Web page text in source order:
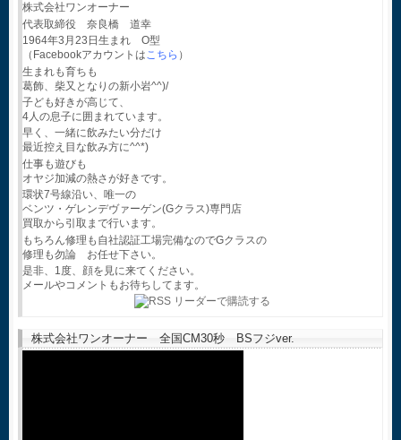
株式会社ワンオーナー
代表取締役 奈良橋 道幸
1964年3月23日生まれ O型
（Facebookアカウントはこちら ）
生まれも育ちも
葛飾、柴又となりの新小岩^^)/
子ども好きが高じて、
4人の息子に囲まれています。
早く、一緒に飲みたい分だけ
最近控え目な飲み方に^^*)
仕事も遊びも
オヤジ加減の熱さが好きです。
環状7号線沿い、唯一の
ベンツ・ゲレンデヴァーゲン(Gクラス)専門店
買取から引取まで行います。
もちろん修理も自社認証工場完備なのでGクラスの
修理も勿論 お任せ下さい。
是非、1度、顔を見に来てください。
メールやコメントもお待ちしてます。
株式会社ワンオーナー 全国CM30秒 BSフジver.